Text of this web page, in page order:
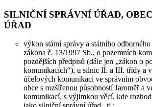
SILNIČNÍ SPRÁVNÍ ÚŘAD,
ÚŘAD
výkon státní správy a státního
zákona č. 13/1997 Sb., o pozemních
pozdějších předpisů (dále jen „zákon o
komunikacích“), u silnic II. a III. třídy a
účelových komunikací ve správním
obce s rozšířenou působností Jaroměř a
komunikací, s výjimkou věcí, kde